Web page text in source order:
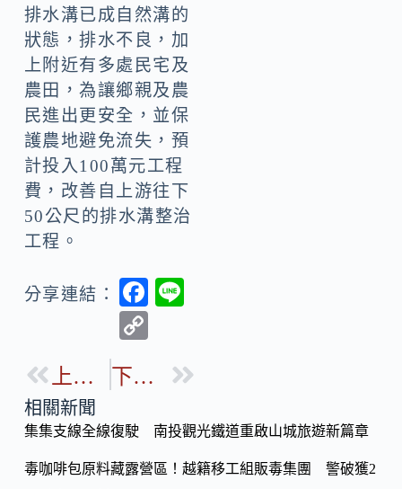
排水溝已成自然溝的
狀態，排水不良，加
上附近有多處民宅及
農田，為讓鄉親及農
民進出更安全，並保
護農地避免流失，預
計投入100萬元工程
費，改善自上游往下
50公尺的排水溝整治
工程。
分享連結：
F
b
o
k
p
Li
n
上一篇 下一篇
相關新聞
集集支線全線復駛 南投觀光鐵道重啟山城旅遊新篇章
毒咖啡包原料藏露營區！越籍移工組販毒集團 警破獲2